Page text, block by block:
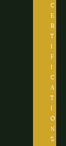
C
E
R
T
I
F
I
C
A
T
I
O
N
S